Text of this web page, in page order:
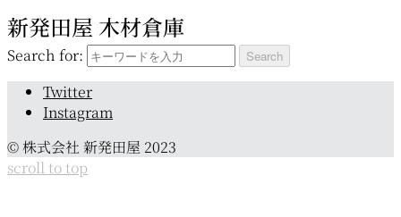
新発田屋 木材倉庫
Search for:
Twitter
Instagram
© 株式会社 新発田屋 2023
scroll to top